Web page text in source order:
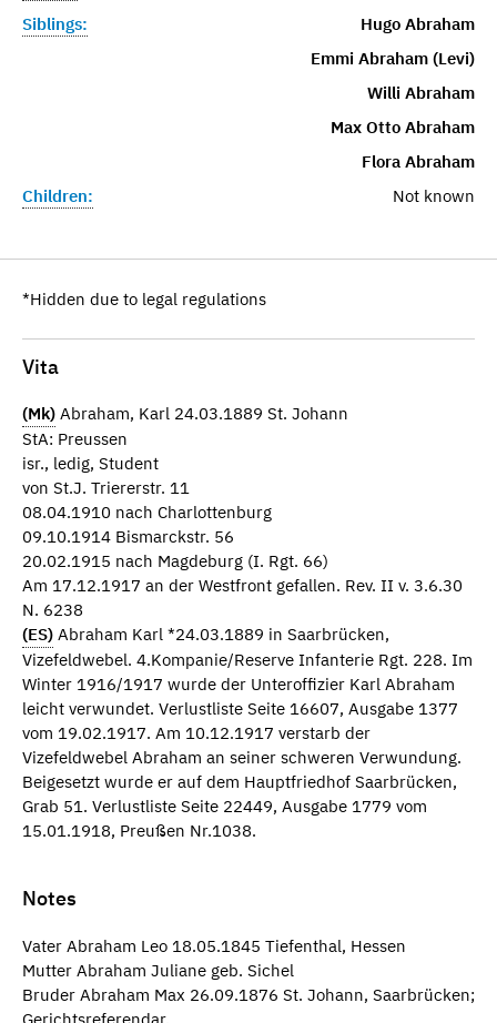
Siblings:
Hugo Abraham
Emmi Abraham (Levi)
Willi Abraham
Max Otto Abraham
Flora Abraham
Children:
Not known
*Hidden due to legal regulations
Vita
(Mk) Abraham, Karl 24.03.1889 St. Johann
StA: Preussen
isr., ledig, Student
von St.J. Triererstr. 11
08.04.1910 nach Charlottenburg
09.10.1914 Bismarckstr. 56
20.02.1915 nach Magdeburg (I. Rgt. 66)
Am 17.12.1917 an der Westfront gefallen. Rev. II v. 3.6.30
N. 6238
(ES) Abraham Karl *24.03.1889 in Saarbrücken,
Vizefeldwebel. 4.Kompanie/Reserve Infanterie Rgt. 228. Im
Winter 1916/1917 wurde der Unteroffizier Karl Abraham
leicht verwundet. Verlustliste Seite 16607, Ausgabe 1377
vom 19.02.1917. Am 10.12.1917 verstarb der
Vizefeldwebel Abraham an seiner schweren Verwundung.
Beigesetzt wurde er auf dem Hauptfriedhof Saarbrücken,
Grab 51. Verlustliste Seite 22449, Ausgabe 1779 vom
15.01.1918, Preußen Nr.1038.
Notes
Vater Abraham Leo 18.05.1845 Tiefenthal, Hessen
Mutter Abraham Juliane geb. Sichel
Bruder Abraham Max 26.09.1876 St. Johann, Saarbrücken;